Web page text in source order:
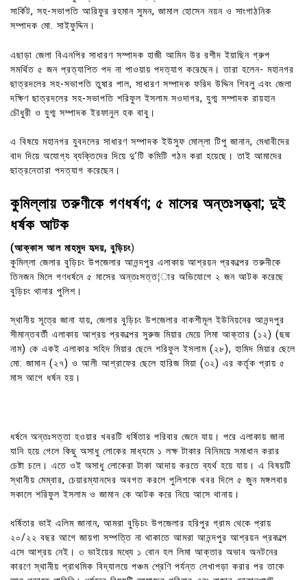
সার্কিট, সহ-সভাপতি আরিফুর রহমান সুমন, জামাল হোসেন নয়ন ও সাংগাঠনিক
সম্পাদক মো. সাইফুদ্দিন।
এছাড়া জেলা বিএনপির সাধারণ সম্পাদক হাজী আমিন উর রশীদ ইয়াছিন গ্রুপ
সমর্থিত ৫ জন প্রত্যাশিত পদ না পাওয়ায় পদত্যাগ করেছেন। তারা হলেন- মহানগর
ছাত্রদলের সহ-সভাপতি তুষার পাল, সাধারণ সম্পাদক ফরিদ উদ্দিন শিবলু এবং জেলা
দক্ষিণ ছাত্রদলের সহ-সভাপতি শরিফুল ইসলাম সওদাগর, যুগ্ম সম্পাদক রায়হান
চৌধুরী ও যুগ্ম সম্পাদক ইরফানুল হক বাবু।
এ বিষয়ে মহানগর যুবদলের সাধারণ সম্পাদক ইউসুফ মোল্লা টিপু জানান, মেধাবীদের
বাদ দিয়ে অযোগ্য ব্যক্তিদের দিয়ে দু’টি কমিটি গঠন করা হয়েছে। তাই আমাদের
ছাত্রনেতারা পদত্যাগ করেছেন।
কুমিল্লায় তরুণীকে গণধর্ষণ; ৫ মাসের অন্তঃসত্ত্বা; দুই
ধর্ষক আটক
(আক্কাস আল মাহমুদ হৃদয়, বুড়িচং)
কুমিল্লা জেলার বুড়িচং উপজেলার আনন্দপুর এলাকায় আশ্রয়ন প্রকল্পের তরুনীকে
তিনজন মিলে গণধর্ষনে ৫ মাসের অন্তঃসত্ত¦ার অভিযোগে ২ জন আটক করেছে
বুড়িচং থানার পুলিশ।
স্থানীয় সূত্রে জানা যায়, জেলার বুড়িচং উপজেলার বাকশীমূল ইউনিয়নের আনন্দপুর
সীমান্তবর্তী এলাকায় আশ্রয় প্রকল্পের সুরুজ মিয়ার মেয়ে লিমা আক্তার (১২) (ছদ্ম
নাম) কে একই এলাকার সহিদ মিয়ার ছেলে শরিফুল ইসলাম (২৮), হামিদ মিয়ার ছেলে
মো: জামান (২৭) ও আলী আশ্রাফের ছেলে হারিজ মিয়া (৩২) এর কর্তৃক প্রায় ৫
মাস আগে ধর্ষন হয়।
ধর্ষনে অন্তঃসত্তা হওয়ার খবরটি ধর্ষিতার পরিবার জেনে যায়। পরে এলাকায় জানা
যানি হয়ে গেলে কিছু অসাধু লোকের মাধ্যমে ১ লক্ষ টাকার বিনিময়ে সমাধান করার
চেষ্টা চলে। এতে ওই অসাধু লোকেরা টাকা আদায় করতে ব্যর্থ হয়ে যায়। এ বিষয়টি
স্থানীয় মেম্বার, চেয়ারম্যানদের অবগত করলে পুলিশকে খবর দিলে ৫ জুন মঙ্গলবার
সকালে শরিফুল ইসলাম ও জামান কে আটক করে নিয়ে আসে থানায়।
ধর্ষিতার ভাই এলিম জানান, আমরা বুড়িচং উপজেলার হরিপুর গ্রাম থেকে প্রায়
২০/২২ বছর আগে জায়গা সম্পত্তি না থাকাতে আমরা আনন্দপুর আশ্রয়ন প্রকল্পে
এসে আশ্রয় নেই। ৩ ভাইয়ের মধ্যে ১ বোন হল লিমা আক্তার অভাব অনটনের
কারণে স্থানীয় প্রাথমিক বিদ্যালয়ে পঞ্চম শ্রেণি পর্যন্ত লেখাপড়া করার পর তাকে